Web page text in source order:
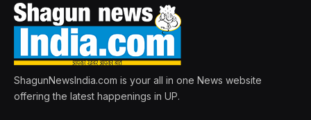
ShagunNewsIndia.com is your all in one News website
offering the latest happenings in UP.